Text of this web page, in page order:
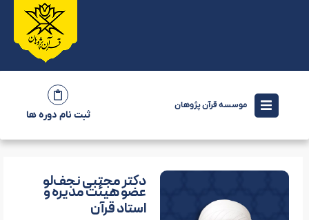
موسسه قرآن پژوهان
ثبت نام دوره ها
دکتر مجتبی نجف‌لو
عضو هیئت مدیره و
استاد قرآن